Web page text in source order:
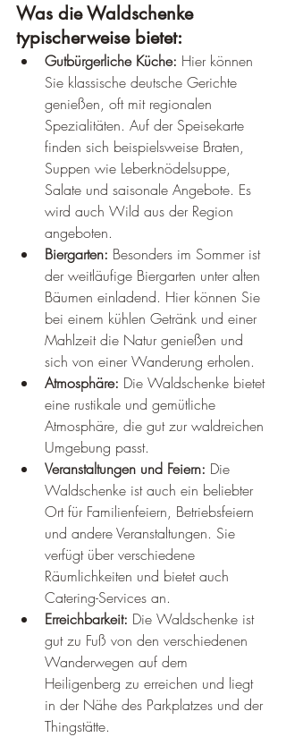
Was die Waldschenke
typischerweise bietet:
Gutbürgerliche Küche: Hier können
Sie klassische deutsche Gerichte
genießen, oft mit regionalen
Spezialitäten. Auf der Speisekarte
finden sich beispielsweise Braten,
Suppen wie Leberknödelsuppe,
Salate und saisonale Angebote. Es
wird auch Wild aus der Region
angeboten.
Biergarten: Besonders im Sommer ist
der weitläufige Biergarten unter alten
Bäumen einladend. Hier können Sie
bei einem kühlen Getränk und einer
Mahlzeit die Natur genießen und
sich von einer Wanderung erholen.
Atmosphäre: Die Waldschenke bietet
eine rustikale und gemütliche
Atmosphäre, die gut zur waldreichen
Umgebung passt.
Veranstaltungen und Feiern: Die
Waldschenke ist auch ein beliebter
Ort für Familienfeiern, Betriebsfeiern
und andere Veranstaltungen. Sie
verfügt über verschiedene
Räumlichkeiten und bietet auch
Catering-Services an.
Erreichbarkeit: Die Waldschenke ist
gut zu Fuß von den verschiedenen
Wanderwegen auf dem
Heiligenberg zu erreichen und liegt
in der Nähe des Parkplatzes und der
Thingstätte.